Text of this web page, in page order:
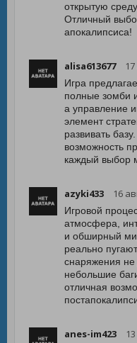
открытую
Отличный
апокалипсиса!
alisa613677
Игра
полные зомби
а управление
элемент
развивать
возможность
каждый выбор
azyki433 16
Игровой
атмосфера,
и обширный
реально
снаряжения не
небольшие
отличная
anes-im423